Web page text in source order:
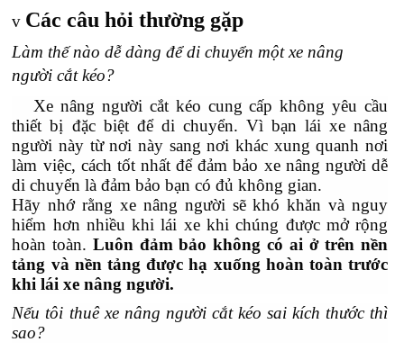
v Các câu hỏi thường gặp
Làm thế nào dễ dàng để di chuyển một xe nâng
người cắt kéo?
Xe nâng người cắt kéo cung cấp không yêu cầu
thiết bị đặc biệt để di chuyển. Vì bạn lái xe nâng
người này từ nơi này sang nơi khác xung quanh nơi
làm việc, cách tốt nhất để đảm bảo xe nâng người dễ
di chuyển là đảm bảo bạn có đủ không gian.
Hãy nhớ rằng xe nâng người sẽ khó khăn và nguy
hiểm hơn nhiều khi lái xe khi chúng được mở rộng
hoàn toàn. Luôn đảm bảo không có ai ở trên nền
tảng và nền tảng được hạ xuống hoàn toàn trước
khi lái xe nâng người.
Nếu tôi thuê xe nâng người cắt kéo sai kích thước thì
sao?